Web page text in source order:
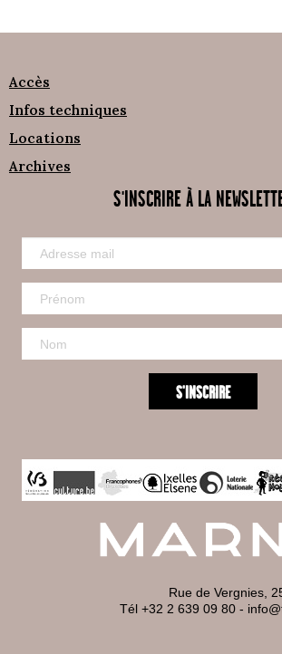
Accès
Infos techniques
Locations
Archives
S'INSCRIRE À LA
Rue de Vergnies,
Tél +32 2 639 09 80 -